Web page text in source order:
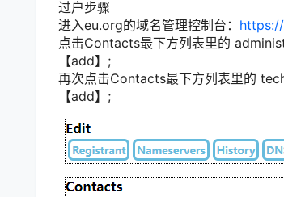
过户步骤
进入eu.org的域名管理控制台：
点击Contacts最下方列表里的
【add】;
再次点击Contacts最下方列表里的
【add】;